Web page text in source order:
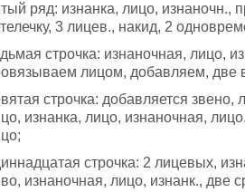
ряд: изнанка, лицо, изнаночн.,
3 лицев., накид, 2
строчка: изнаночная, лицо,
лицом, добавляем, две
строчка: добавляется
изнанка, лицо, изнаночная,
строчка: 2 лицевых,
изнаночная, лицо, изнанк., две